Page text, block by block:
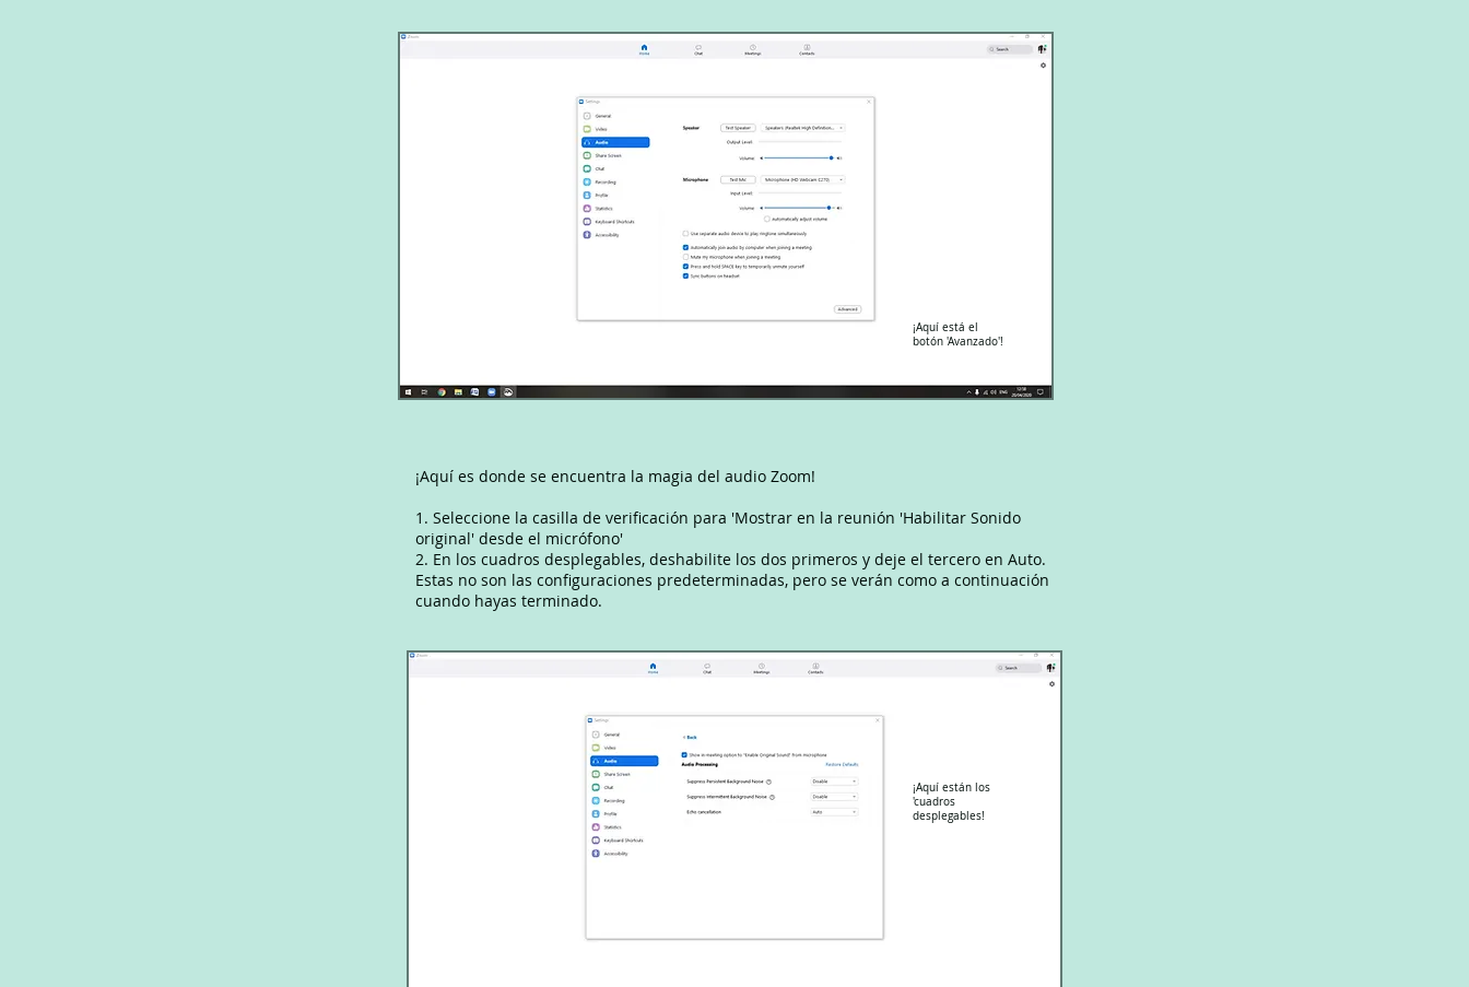
¡Aquí está el
botón 'Avanzado'!
¡Aquí es donde se encuentra la magia del audio Zoom!
1. Seleccione la casilla de verificación para 'Mostrar en la reunión 'Habilitar Sonido
original' desde el micrófono'
2. En los cuadros desplegables, deshabilite los dos primeros y deje el tercero en Auto.
Estas no son las configuraciones predeterminadas, pero se verán como a continuación
cuando hayas terminado.
¡Aquí están los
'cuadros
desplegables!